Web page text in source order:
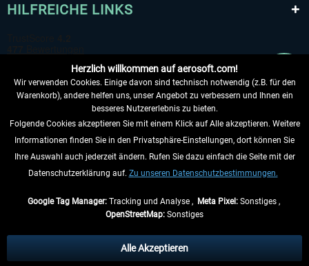
HILFREICHE LINKS
VERTRAG WIDERRUFEN
INFORMATIONEN
anders beschrieben.
** Gilt für Lieferungen innerhalb Deutschlands, Lieferzeiten für andere Länder
Herzlich willkommen auf aerosoft.com!
Wir verwenden Cookies. Einige davon sind technisch notwendig (z.B. für den
Warenkorb), andere helfen uns, unser Angebot zu verbessern und Ihnen ein
besseres Nutzererlebnis zu bieten.
Folgende Cookies akzeptieren Sie mit einem Klick auf Alle akzeptieren. Weitere
Informationen finden Sie in den Privatsphäre-Einstellungen, dort können Sie
Ihre Auswahl auch jederzeit ändern. Rufen Sie dazu einfach die Seite mit der
Datenschutzerklärung auf. Zu unseren Datenschutzbestimmungen.
Google Tag Manager:Tracking und Analyse , Meta Pixel:Sonstiges ,
OpenStreetMap: Sonstiges
Alle Akzeptieren